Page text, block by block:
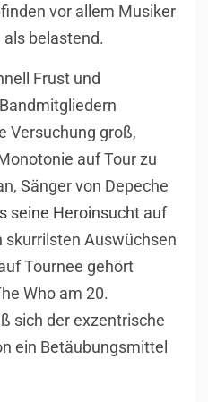
vor allem Musiker
belastend.
Frust und
Versuchung groß,
auf Tour zu
Sänger von Depeche
seine Heroinsucht auf
skurrilsten Auswüchsen
Tournee gehört
Who am 20.
sich der exzentrische
ein Betäubungsmittel